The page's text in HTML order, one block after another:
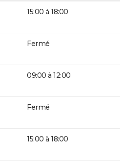
15:00 à 18:00
Fermé
09:00 à 12:00
Fermé
15:00 à 18:00